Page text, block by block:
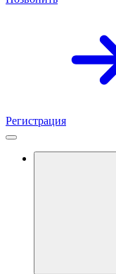
Регистрация